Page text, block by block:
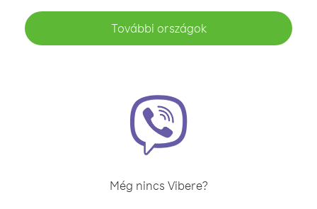
További országok
Még nincs Vibere?